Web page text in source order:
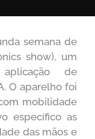
semana de
show), um
de
O aparelho foi
mobilidade
específico as
das mãos e